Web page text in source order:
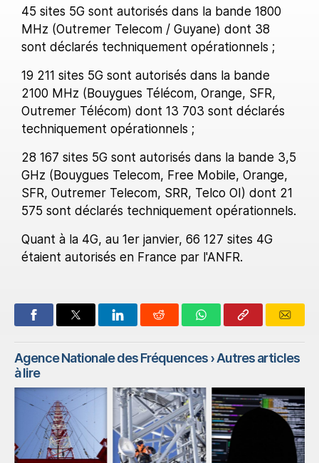
45 sites 5G sont autorisés dans la bande 1800
MHz (Outremer Telecom / Guyane) dont 38
sont déclarés techniquement opérationnels ;
19 211 sites 5G sont autorisés dans la bande
2100 MHz (Bouygues Télécom, Orange, SFR,
Outremer Télécom) dont 13 703 sont déclarés
techniquement opérationnels ;
28 167 sites 5G sont autorisés dans la bande 3,5
GHz (Bouygues Telecom, Free Mobile, Orange,
SFR, Outremer Telecom, SRR, Telco OI) dont 21
575 sont déclarés techniquement opérationnels.
Quant à la 4G, au 1er janvier, 66 127 sites 4G
étaient autorisés en France par l'ANFR.
Agence Nationale des Fréquences› Autres articles
à lire